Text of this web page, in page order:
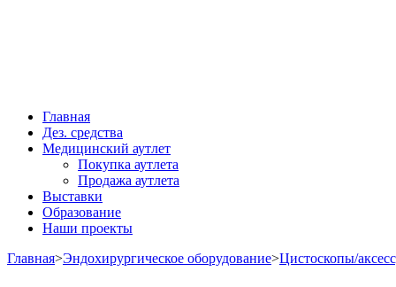
Главная
Дез. средства
Медицинский аутлет
Покупка аутлета
Продажа аутлета
Выставки
Образование
Наши проекты
Главная>Эндохирургическое оборудование>Цистоскопы/